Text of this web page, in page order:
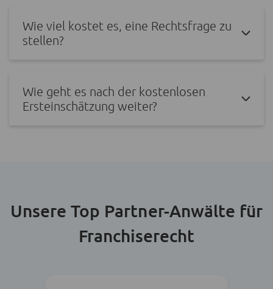
Wie viel kostet es, eine Rechtsfrage zu
stellen?
Wie geht es nach der kostenlosen
Ersteinschätzung weiter?
Unsere Top Partner-Anwälte für
Franchiserecht